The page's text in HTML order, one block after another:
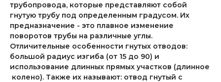
трубопровода, которые представляют собой
гнутую трубу под определенным градусом. Их
предназначение - это плавное изменение
поворотов трубы на различные углы.
Отличительные особенности гнутых отводов:
большой радиус изгиба (от 15 до 90) и
использование длинных прямых участков (длинное
колено). Также их называют: отвод гнутый с